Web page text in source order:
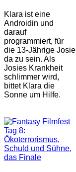
Klara ist eine
Androidin und
darauf
programmiert, für
die 13-Jährige Josie
da zu sein. Als
Josies Krankheit
schlimmer wird,
bittet Klara die
Sonne um Hilfe.